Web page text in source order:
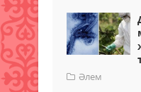
Әлем